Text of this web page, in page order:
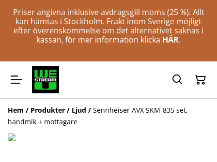
Priser angivna inklusive avdragsgill moms (25 %). Allt
kan hämtas i Stockholm. Frakt inom Sverige möjligt
efter överenskommelse om det alternativet saknas i
kassan, för mer information klicka HÄR.
Hem / Produkter / Ljud / Sennheiser AVX SKM-835 set,
handmik + mottagare